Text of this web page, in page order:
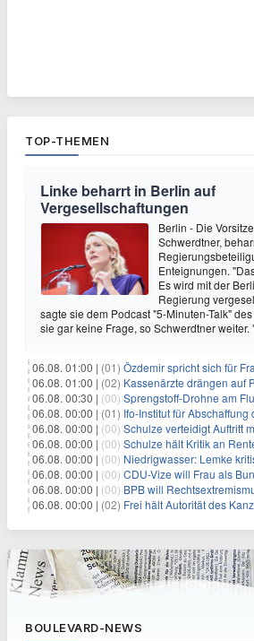
TOP-THEMEN
Linke beharrt in Berlin auf
Vergesellschaftungen
Berlin - Die
Schwerdtner,
Enteignungen.
Es wird mit der
Regierung
sagte sie dem Podcast "5-Minuten-Talk"
sie gar keine Frage, so Schwerdtner weiter.
06.08. 01:00 | (01) Özdemir spricht sich für Frau
06.08. 01:00 | (02) Kassenärzte drängen auf
06.08. 00:30 | (00) Sprengstoff-Drohne am
06.08. 00:00 | (01) Ifo-Institut für Abschaffung des
06.08. 00:00 | (00) Schulze verteidigt Auftritt
06.08. 00:00 | (00) Schulze hält Kritik an
06.08. 00:00 | (00) Niedrigwasser: Lemke kritisiert
06.08. 00:00 | (00) CDU-Vize will Frau als
06.08. 00:00 | (00) BPB will
06.08. 00:00 | (02) Frei hält Autorität des
BOULEVARD-NEWS